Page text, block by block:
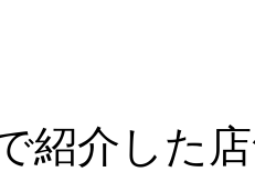
紹介した